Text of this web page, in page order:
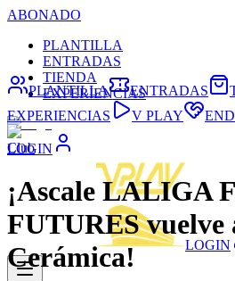
ABONADO
PLANTILLA
ENTRADAS
TIENDA
EXPERIENCIAS
LOGIN
LOGIN
PLANTILLA ENTRADAS
EXPERIENCIAS
V PLAY
Club
¡Ascale LALIGA
FUTURES vuelve
Cerámica!